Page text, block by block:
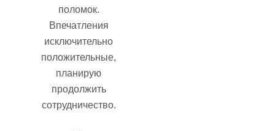
поломок.
Впечатления
исключительно
положительные,
планирую
продолжить
сотрудничество.